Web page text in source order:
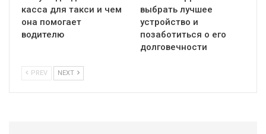
касса для такси и чем
она помогает
водителю
выбрать лучшее
устройство и
позаботиться о его
долговечности
PREV NEXT